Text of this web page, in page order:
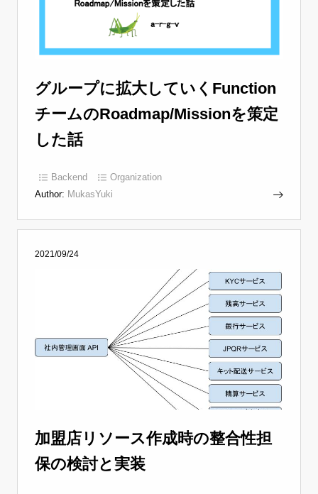
グループに拡大していくFunction
チームのRoadmap/Missionを策定
した話
Backend
Organization
Author: MukasYuki
2021/09/24
加盟店リソース作成時の整合性担
保の検討と実装